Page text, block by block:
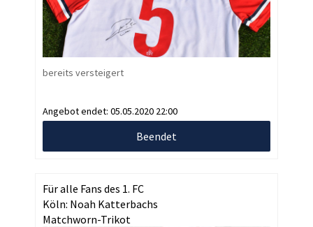
bereits versteigert
Angebot endet: 05.05.2020 22:00
Beendet
Für alle Fans des 1. FC
Köln: Noah Katterbachs
Matchworn-Trikot